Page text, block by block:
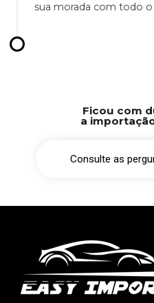
sua morada com todo
Ficou com
a
Consulte as